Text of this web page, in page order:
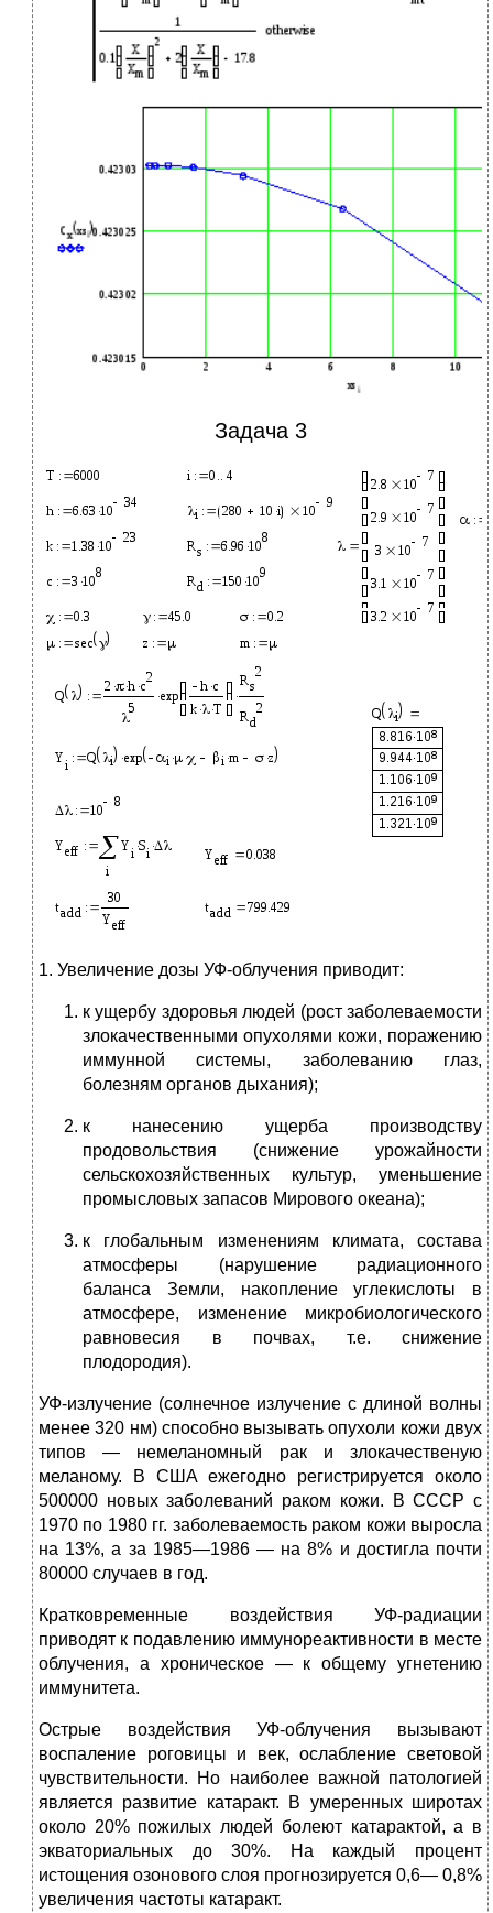
Задача 3
1. Увеличение дозы УФ-облучения приводит:
к ущербу здоровья людей (рост заболеваемости
злокачественными опухолями кожи, поражению
иммунной системы, заболеванию глаз,
болезням органов дыхания);
к нанесению ущерба производству
продовольствия (снижение урожайности
сельскохозяйственных культур, уменьшение
промысловых запасов Мирового океана);
к глобальным изменениям климата, состава
атмосферы (нарушение радиационного
баланса Земли, накопление углекислоты в
атмосфере, изменение микробиологического
равновесия в почвах, т.е. снижение
плодородия).
УФ-излучение (солнечное излучение с длиной волны
менее 320 нм) способно вызывать опухоли кожи двух
типов — немеланомный рак и злокачественую
меланому. В США ежегодно регистрируется около
500000 новых заболеваний раком кожи. В СССР с
1970 по 1980 гг. заболеваемость раком кожи выросла
на 13%, а за 1985—1986 — на 8% и достигла почти
80000 случаев в год.
Кратковременные воздействия УФ-радиации
приводят к подавлению иммунореактивности в месте
облучения, а хроническое — к общему угнетению
иммунитета.
Острые воздействия УФ-облучения вызывают
воспаление роговицы и век, ослабление световой
чувствительности. Но наиболее важной патологией
является развитие катаракт. В умеренных широтах
около 20% пожилых людей болеют катарактой, а в
экваториальных до 30%. На каждый процент
истощения озонового слоя прогнозируется 0,6— 0,8%
увеличения частоты катаракт.